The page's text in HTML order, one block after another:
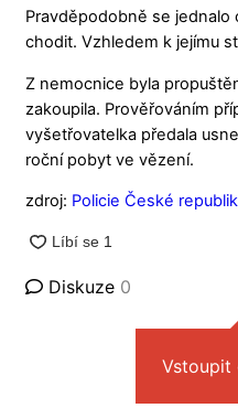
Pravděpodobně se
chodit. Vzhledem k jejímu
Z nemocnice byla
zakoupila. Prověřováním
vyšetřovatelka předala
roční pobyt ve vězení.
zdroj: Policie České
Diskuze 0
Vstoupit